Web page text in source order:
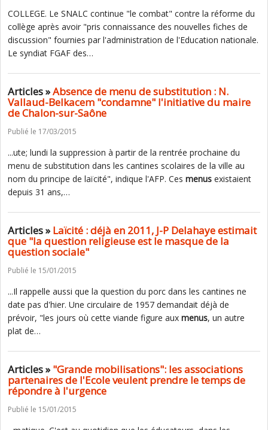
COLLEGE. Le SNALC continue "le combat" contre la réforme du
collège après avoir "pris connaissance des nouvelles fiches de
discussion" fournies par l'administration de l'Education nationale.
Le syndiat FGAF des…
Articles »Absence de menu de substitution : N.
Vallaud-Belkacem "condamne" l'initiative du maire
de Chalon-sur-Saône
Publié le 17/03/2015
...ute; lundi la suppression à partir de la rentrée prochaine du
menu de substitution dans les cantines scolaires de la ville au
nom du principe de laïcité", indique l'AFP. Ces menus existaient
depuis 31 ans,…
Articles »Laïcité : déjà en 2011, J-P Delahaye estimait
que "la question religieuse est le masque de la
question sociale"
Publié le 15/01/2015
...Il rappelle aussi que la question du porc dans les cantines ne
date pas d'hier. Une circulaire de 1957 demandait déjà de
prévoir, "les jours où cette viande figure aux menus, un autre
plat de…
Articles »"Grande mobilisations": les associations
partenaires de l'Ecole veulent prendre le temps de
répondre à l'urgence
Publié le 15/01/2015